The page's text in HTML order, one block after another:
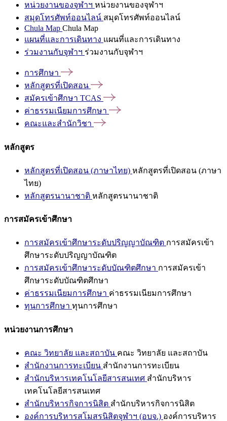
หน่วยงานของจุฬาฯ หน่วยงานของจุฬาฯ
สมุดโทรศัพท์ออนไลน์ สมุดโทรศัพท์ออนไลน์
Chula Map Chula Map
แผนที่และการเดินทาง แผนที่และการเดินทาง
ร่วมงานกับจุฬาฯ ร่วมงานกับจุฬาฯ
การศึกษา
หลักสูตรที่เปิดสอน
สมัครเข้าศึกษา TCAS
ค่าธรรมเนียมการศึกษา
คณะและสำนักวิชา
หลักสูตร
หลักสูตรที่เปิดสอน (ภาษาไทย) หลักสูตรที่เปิดสอน (ภาษา
ไทย)
หลักสูตรนานาชาติ หลักสูตรนานาชาติ
การสมัครเข้าศึกษา
การสมัครเข้าศึกษาระดับปริญญาบัณฑิต การสมัครเข้า
ศึกษาระดับปริญญาบัณฑิต
การสมัครเข้าศึกษาระดับบัณฑิตศึกษา การสมัครเข้า
ศึกษาระดับบัณฑิตศึกษา
ค่าธรรมเนียมการศึกษา ค่าธรรมเนียมการศึกษา
ทุนการศึกษา ทุนการศึกษา
หน่วยงานการศึกษา
คณะ วิทยาลัย และสถาบัน คณะ วิทยาลัย และสถาบัน
สำนักงานการทะเบียน สำนักงานการทะเบียน
สำนักบริหารเทคโนโลยีสารสนเทศ สำนักบริหาร
เทคโนโลยีสารสนเทศ
สำนักบริหารกิจการนิสิต สำนักบริหารกิจการนิสิต
องค์การบริหารสโมสรนิสิตจุฬาฯ (อบจ.) องค์การบริหาร